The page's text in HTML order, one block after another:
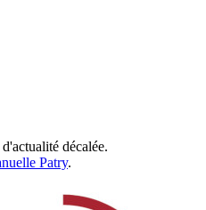
décalée.
Patry.